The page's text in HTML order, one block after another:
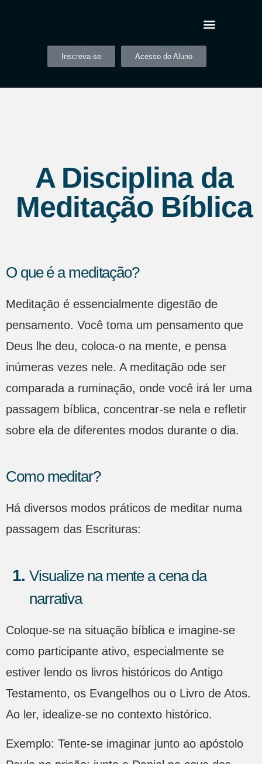
Inscreva-se Acesso do Aluno
A Disciplina da
Meditação Bíblica
O que é a meditação?
Meditação é essencialmente digestão de
pensamento. Você toma um pensamento que
Deus lhe deu, coloca-o na mente, e pensa
inúmeras vezes nele. A meditação ode ser
comparada a ruminação, onde você irá ler uma
passagem bíblica, concentrar-se nela e refletir
sobre ela de diferentes modos durante o dia.
Como meditar?
Há diversos modos práticos de meditar numa
passagem das Escrituras:
Visualize na mente a cena da
narrativa
Coloque-se na situação bíblica e imagine-se
como participante ativo, especialmente se
estiver lendo os livros históricos do Antigo
Testamento, os Evangelhos ou o Livro de Atos.
Ao ler, idealize-se no contexto histórico.
Exemplo: Tente-se imaginar junto ao apóstolo